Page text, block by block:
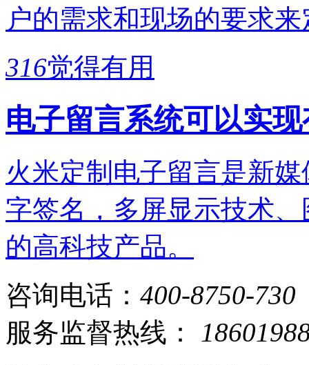
户的需求和现场的要求
316觉得有用
电子留言系统可以实
火米定制电子留言是新
字签名，多屏显示技术
的高科技产品。
咨询电话： 400-8750-730
服务监督热线：